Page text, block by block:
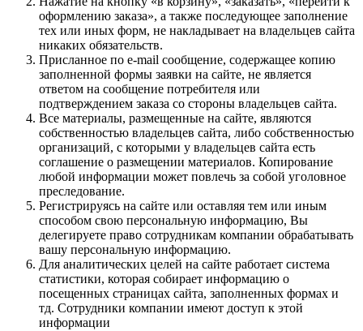
оформлению заказа», а также последующее заполнение
тех или иных форм, не накладывает на владельцев сайта
никаких обязательств.
Присланное по e-mail сообщение, содержащее копию
заполненной формы заявки на сайте, не является
ответом на сообщение потребителя или
подтверждением заказа со стороны владельцев сайта.
Все материалы, размещенные на сайте, являются
собственностью владельцев сайта, либо собственностью
организаций, с которыми у владельцев сайта есть
соглашение о размещении материалов. Копирование
любой информации может повлечь за собой уголовное
преследование.
Регистрируясь на сайте или оставляя тем или иным
способом свою персональную информацию, Вы
делегируете право сотрудникам компании обрабатывать
вашу персональную информацию.
Для аналитических целей на сайте работает система
статистики, которая собирает информацию о
посещенных страницах сайта, заполненных формах и
тд. Сотрудники компании имеют доступ к этой
информации